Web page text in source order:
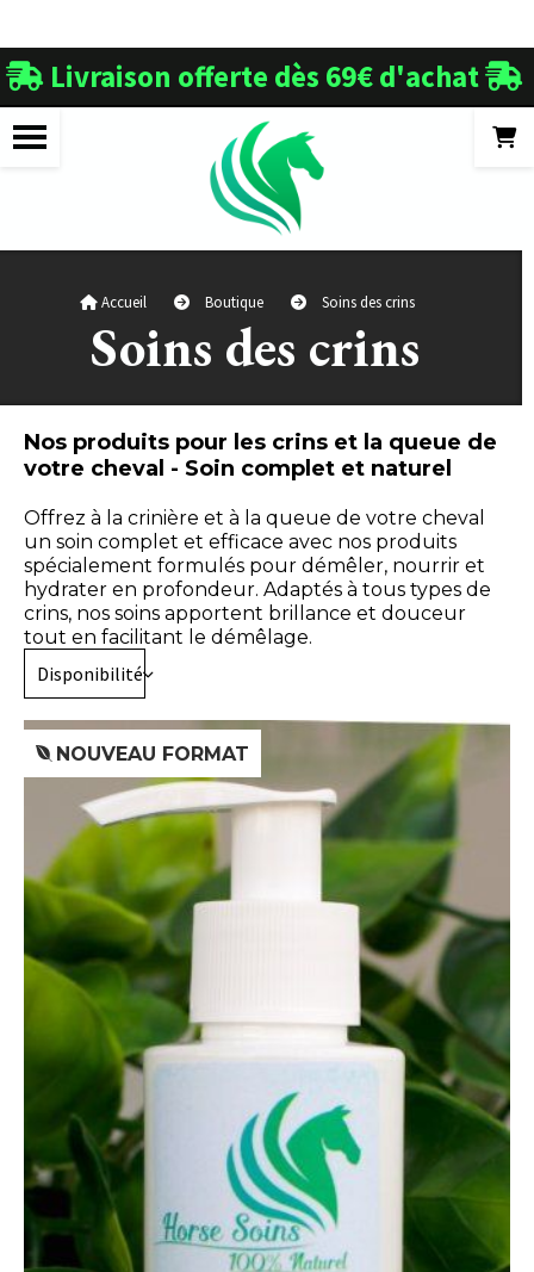
 Livraison offerte dès 69€ d'achat 
Accueil Boutique Soins des crins
Soins des crins
Nos produits pour les crins et la queue de
votre cheval - Soin complet et naturel
Offrez à la crinière et à la queue de votre cheval
un soin complet et efficace avec nos produits
spécialement formulés pour démêler, nourrir et
hydrater en profondeur. Adaptés à tous types de
crins, nos soins apportent brillance et douceur
tout en facilitant le démêlage.
Disponibilité
NOUVEAU FORMAT